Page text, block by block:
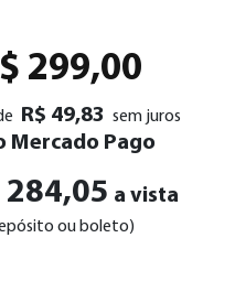
299,00
R$ 49,83 sem juros
Mercado Pago
284,05 a vista
ou boleto)